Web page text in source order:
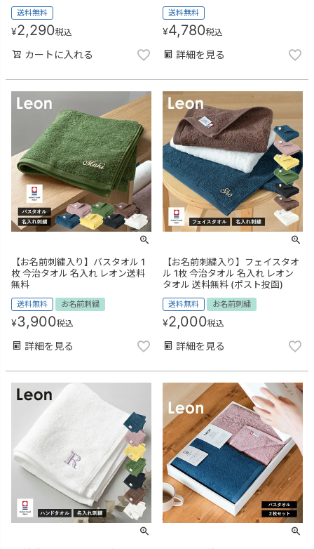
送料無料
¥2,290税込
カートに入れる
送料無料
¥4,780税込
詳細を見る
【お名前刺繍入り】バスタオル 1
枚 今治タオル 名入れ レオン送料
無料
送料無料 お名前刺繍
¥3,900税込
詳細を見る
【お名前刺繍入り】フェイスタオ
ル 1枚 今治タオル 名入れ レオン
タオル 送料無料 (ポスト投函)
送料無料 お名前刺繍
¥2,000税込
詳細を見る